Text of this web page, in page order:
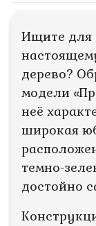
Ищите для
дерево?
модели
неё
широкая
темно-
достойно